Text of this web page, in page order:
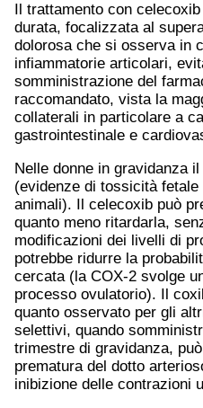
Il trattamento con
durata, focalizzata al
dolorosa che si osserva in
infiammatorie articolari,
somministrazione del
raccomandato, vista la
collaterali in particolare a
gastrointestinale e
Nelle donne in gravidanza
(evidenze di tossicità
animali). Il celecoxib può
quanto meno ritardarla,
modificazioni dei livelli di
potrebbe ridurre la
cercata (la COX-2 svolge
processo ovulatorio). Il
quanto osservato per gli
selettivi, quando
trimestre di gravidanza,
prematura del dotto
inibizione delle contrazioni